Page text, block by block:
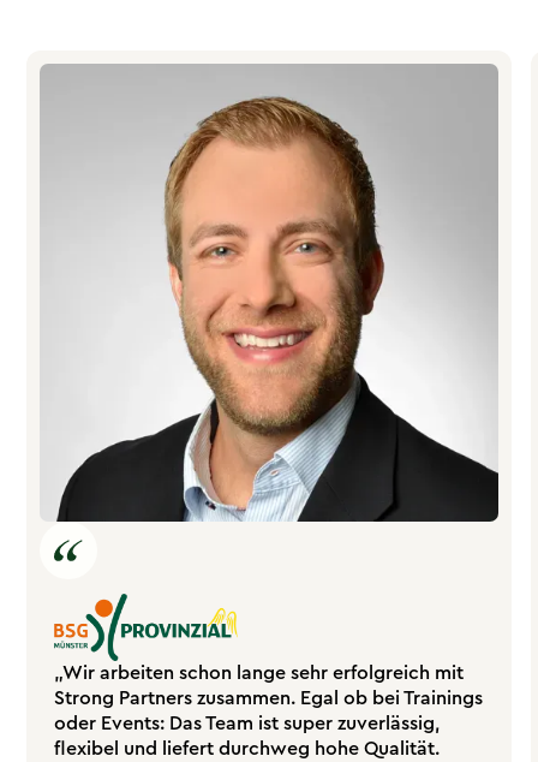
„Wir arbeiten schon lange sehr erfolgreich mit
Strong Partners zusammen. Egal ob bei Trainings
oder Events: Das Team ist super zuverlässig,
flexibel und liefert durchweg hohe Qualität.